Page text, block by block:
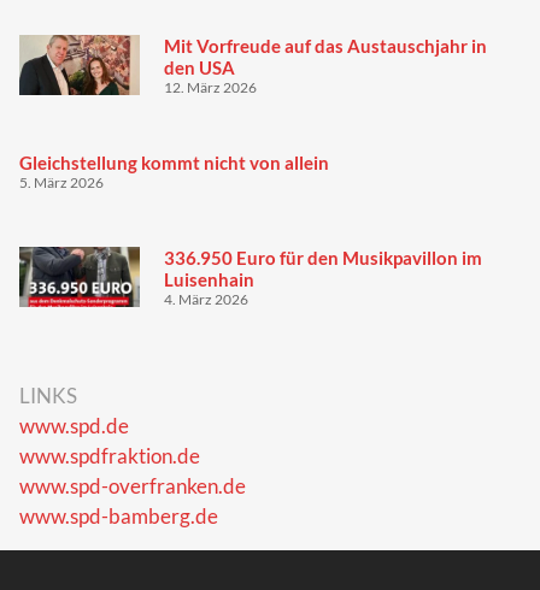
Mit Vorfreude auf das Austauschjahr in
den USA
12. März 2026
Gleichstellung kommt nicht von allein
5. März 2026
336.950 Euro für den Musikpavillon im
Luisenhain
4. März 2026
LINKS
www.spd.de
www.spdfraktion.de
www.spd-overfranken.de
www.spd-bamberg.de